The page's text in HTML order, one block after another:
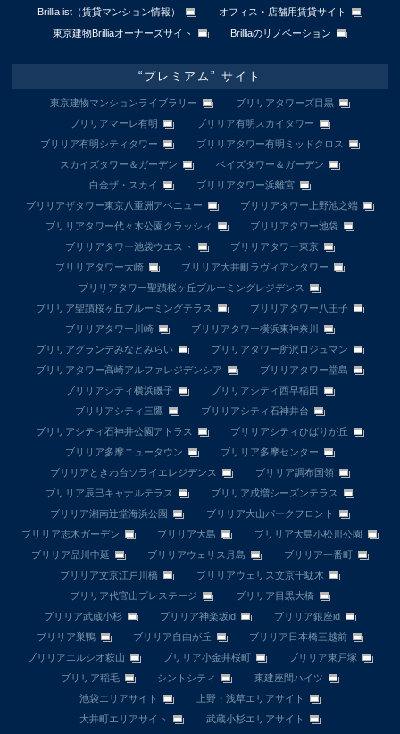
Brillia ist（賃貸マンション情報）
オフィス・店舗用賃貸サイト
東京建物Brilliaオーナーズサイト
Brilliaのリノベーション
“プレミアム” サイト
東京建物マンションライブラリー
ブリリアタワーズ目黒
ブリリアマーレ有明
ブリリア有明スカイタワー
ブリリア有明シティタワー
ブリリアタワー有明ミッドクロス
スカイズタワー＆ガーデン
ベイズタワー＆ガーデン
白金ザ・スカイ
ブリリアタワー浜離宮
ブリリアザタワー東京八重洲アベニュー
ブリリアタワー上野池之端
ブリリアタワー代々木公園クラッシィ
ブリリアタワー池袋
ブリリアタワー池袋ウエスト
ブリリアタワー東京
ブリリアタワー大崎
ブリリア大井町ラヴィアンタワー
ブリリアタワー聖蹟桜ヶ丘ブルーミングレジデンス
ブリリア聖蹟桜ヶ丘ブルーミングテラス
ブリリアタワー八王子
ブリリアタワー川崎
ブリリアタワー横浜東神奈川
ブリリアグランデみなとみらい
ブリリアタワー所沢ロジュマン
ブリリアタワー高崎アルファレジデンシア
ブリリアタワー堂島
ブリリアシティ横浜磯子
ブリリアシティ西早稲田
ブリリアシティ三鷹
ブリリアシティ石神井台
ブリリアシティ石神井公園アトラス
ブリリアシティひばりが丘
ブリリア多摩ニュータウン
ブリリア多摩センター
ブリリアときわ台ソライエレジデンス
ブリリア調布国領
ブリリア辰巳キャナルテラス
ブリリア成増シーズンテラス
ブリリア湘南辻堂海浜公園
ブリリア大山パークフロント
ブリリア志木ガーデン
ブリリア大島
ブリリア大島小松川公園
ブリリア品川中延
ブリリアウェリス月島
ブリリア一番町
ブリリア文京江戸川橋
ブリリアウェリス文京千駄木
ブリリア代官山プレステージ
ブリリア目黒大橋
ブリリア武蔵小杉
ブリリア神楽坂id
ブリリア銀座id
ブリリア巣鴨
ブリリア自由が丘
ブリリア日本橋三越前
ブリリアエルシオ萩山
ブリリア小金井桜町
ブリリア東戸塚
ブリリア稲毛
シントシティ
東建座間ハイツ
池袋エリアサイト
上野・浅草エリアサイト
大井町エリアサイト
武蔵小杉エリアサイト